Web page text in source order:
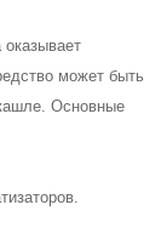
может быть
Основные